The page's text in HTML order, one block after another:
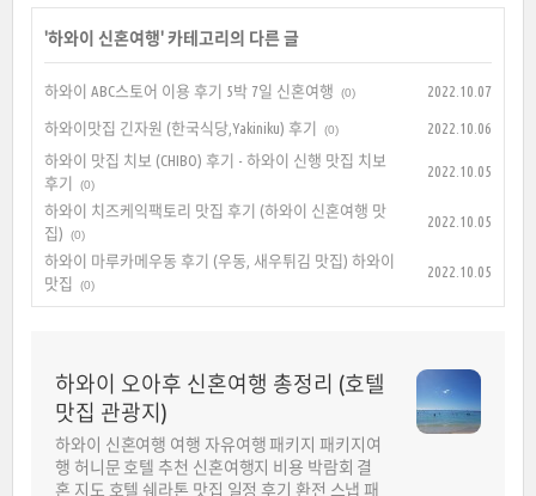
'하와이 신혼여행' 카테고리의 다른 글
하와이 ABC스토어 이용 후기 5박 7일 신혼여행 (0) 2022.10.07
하와이맛집 긴자원 (한국식당,Yakiniku) 후기 (0)
2022.10.06
하와이 맛집 치보 (CHIBO) 후기 - 하와이 신행 맛집 치보
후기
(0)
2022.10.05
하와이 치즈케익팩토리 맛집 후기 (하와이 신혼여행 맛
집)
(0)
2022.10.05
하와이 마루카메우동 후기 (우동, 새우튀김 맛집) 하와이
맛집
(0)
2022.10.05
하와이 오아후 신혼여행 총정리 (호텔
맛집 관광지)
하와이 신혼여행 여행 자유여행 패키지 패키지여
행 허니문 호텔 추천 신혼여행지 비용 박람회 결
혼 지도 호텔 쉐라톤 맛집 일정 후기 환전 스냅 패